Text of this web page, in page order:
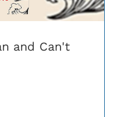
and Can't